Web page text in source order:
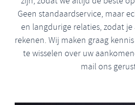
Geen standaardservice, maar
en langdurige relaties, zodat
rekenen. Wij maken graag
te wisselen over uw
mail ons